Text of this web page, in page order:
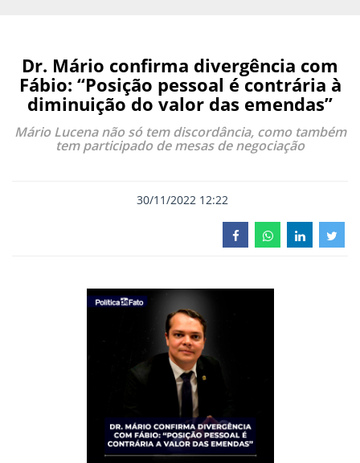
Dr. Mário confirma divergência com
Fábio: “Posição pessoal é contrária à
diminuição do valor das emendas”
Mário Lucena não só tem discordância, como também
tem participado de mesas de negociação
30/11/2022 12:22